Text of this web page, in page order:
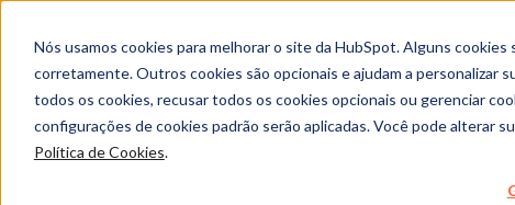
Nós usamos cookies para melhorar o site da HubSpot. Alguns
corretamente. Outros cookies são opcionais e ajudam a personalizar
todos os cookies, recusar todos os cookies opcionais ou gerenciar
configurações de cookies padrão serão aplicadas. Você pode alterar
Política de Cookies.